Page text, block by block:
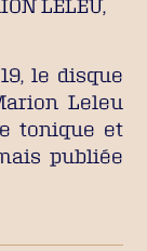
LELEU,
le disque
Leleu
tonique et
publiée